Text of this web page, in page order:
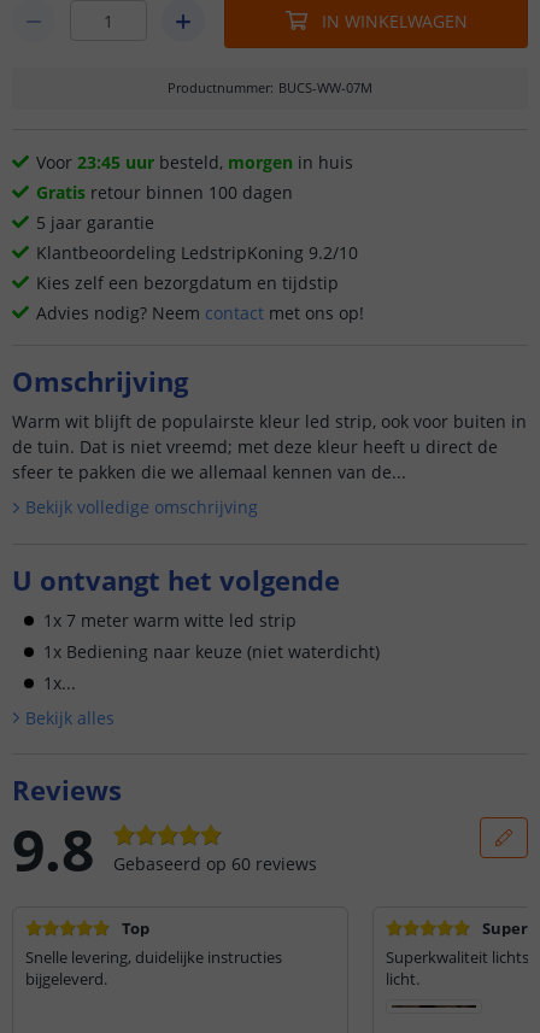
IN WINKELWAGEN
Productnummer: BUCS-WW-07M
Voor 23:45 uur besteld, morgen in huis
Gratis retour binnen 100 dagen
5 jaar garantie
Klantbeoordeling LedstripKoning 9.2/10
Kies zelf een bezorgdatum en tijdstip
Advies nodig? Neem contact met ons op!
Omschrijving
Warm wit blijft de populairste kleur led strip, ook voor buiten in
de tuin. Dat is niet vreemd; met deze kleur heeft u direct de
sfeer te pakken die we allemaal kennen van de...
Bekijk volledige omschrijving
U ontvangt het volgende
1x 7 meter warm witte led strip
1x Bediening naar keuze (niet waterdicht)
1x...
Bekijk alles
Reviews
9.8 Gebaseerd op 60 reviews
Top
Snelle levering, duidelijke instructies
bijgeleverd.
Super
Superkwaliteit
licht.